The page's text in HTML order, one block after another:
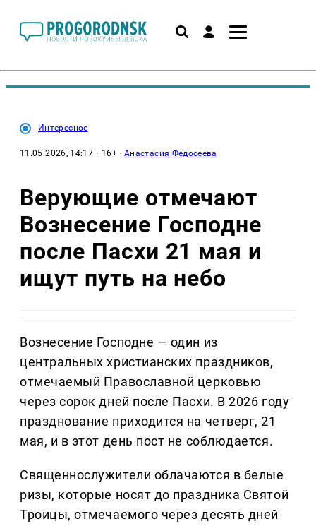
Интересное
11.05.2026, 14:17 · 16+ ·Анастасия Федосеева
Верующие отмечают
Вознесение Господне
после Пасхи 21 мая и
ищут путь на небо
Вознесение Господне — один из
центральных христианских праздников,
отмечаемый Православной церковью
через сорок дней после Пасхи. В 2026 году
празднование приходится на четверг, 21
мая, и в этот день пост не соблюдается.
Священнослужители облачаются в белые
ризы, которые носят до праздника Святой
Троицы, отмечаемого через десять дней